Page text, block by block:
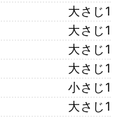
大さじ1
大さじ1
大さじ1
大さじ1
小さじ1
大さじ1